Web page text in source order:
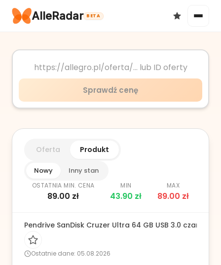
AlleRadar BETA
Okazje
Sprawdź cenę
Oferta Produkt
Nowy Inny stan
OSTATNIA MIN. CENA
89.00 zł
MIN
43.90 zł
MAX
89.00 zł
Pendrive SanDisk Cruzer Ultra 64 GB USB 3.0 czarny
Ostatnie dane: 05.08.2026